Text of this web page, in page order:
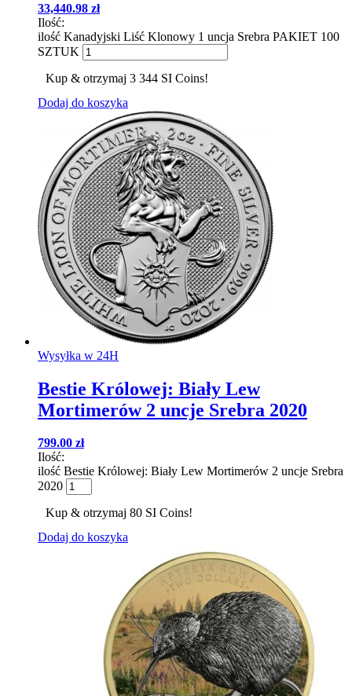
33,440.98 zł
Ilość:
ilość Kanadyjski Liść Klonowy 1 uncja Srebra PAKIET 100
SZTUK
Kup & otrzymaj 3 344 SI Coins!
Dodaj do koszyka
Wysyłka w 24H
Bestie Królowej: Biały Lew
Mortimerów 2 uncje Srebra 2020
799.00 zł
Ilość:
ilość Bestie Królowej: Biały Lew Mortimerów 2 uncje Srebra
2020
Kup & otrzymaj 80 SI Coins!
Dodaj do koszyka